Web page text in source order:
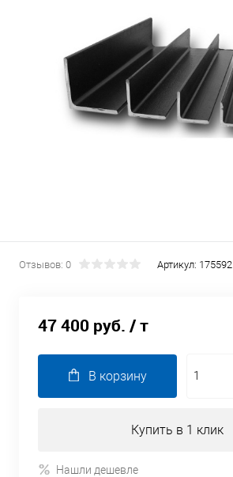
Отзывов: 0 Артикул: 175592
47 400 руб. / т
В корзину
Купить в 1 клик
Нашли дешевле